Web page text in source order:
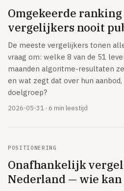
Omgekeerde
vergelijkers nooit
De meeste vergelijkers tonen
vraag om: welke 8 van de 51
maanden algoritme-resultaten
en wat zegt dat over hun
doelgroep?
2026-05-31 · 6 min leestijd
POSITIONERING
Onafhankelijk
Nederland — wie